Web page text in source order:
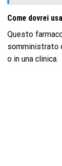
Come dovrei
Questo
somministrato
o in una clinica.